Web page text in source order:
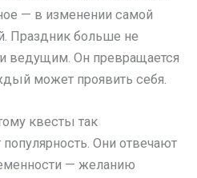
— в изменении самой
Праздник больше не
ведущим. Он превращается
может проявить себя.
квесты так
Они отвечают
— желанию